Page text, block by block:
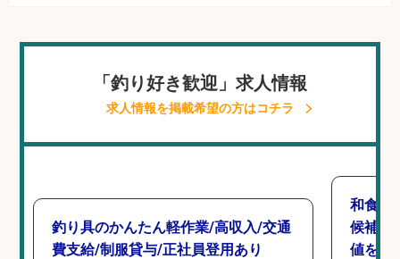
「釣り好き歓迎」求人情報
求人情報を掲載希望の方はコチラ
釣り具のかんたん軽作業/高収入/交通
費支給/制服貸与/正社員登用あり
和食,
候補/
値を上